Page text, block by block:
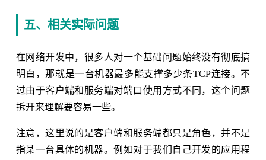
五、相关实际问题
在网络开发中，很多人对一个基础问题始终没有彻底搞
明白，那就是一台机器最多能支撑多少条TCP连接。不
过由于客户端和服务端对端口使用方式不同，这个问题
拆开来理解要容易一些。
注意，这里说的是客户端和服务端都只是角色，并不是
指某一台具体的机器。例如对于我们自己开发的应用程